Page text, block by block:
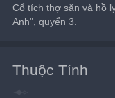
Cổ tích thợ săn và hồ
Anh", quyển 3.
Thuộc Tính